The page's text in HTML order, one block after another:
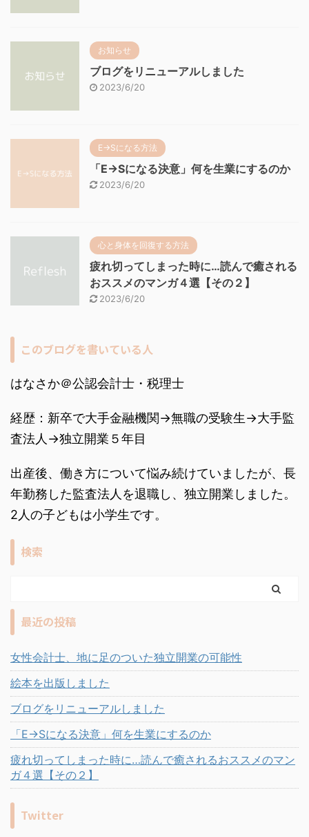
お知らせ
ブログをリニューアルしました
2023/6/20
E→Sになる方法
「E→Sになる決意」何を生業にするのか
2023/6/20
心と身体を回復する方法
疲れ切ってしまった時に…読んで癒される
おススメのマンガ４選【その２】
2023/6/20
このブログを書いている人
はなさか＠公認会計士・税理士
経歴：新卒で大手金融機関→無職の受験生→大手監
査法人→独立開業５年目
出産後、働き方について悩み続けていましたが、長
年勤務した監査法人を退職し、独立開業しました。
2人の子どもは小学生です。
検索
最近の投稿
女性会計士、地に足のついた独立開業の可能性
絵本を出版しました
ブログをリニューアルしました
「E→Sになる決意」何を生業にするのか
疲れ切ってしまった時に…読んで癒されるおススメのマン
ガ４選【その２】
Twitter